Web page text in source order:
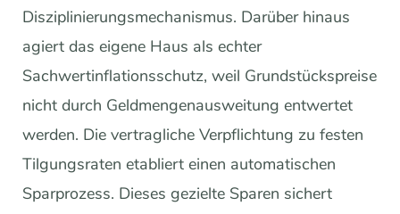
Disziplinierungsmechanismus. Darüber hinaus
agiert das eigene Haus als echter
Sachwertinflationsschutz, weil Grundstückspreise
nicht durch Geldmengenausweitung entwertet
werden. Die vertragliche Verpflichtung zu festen
Tilgungsraten etabliert einen automatischen
Sparprozess. Dieses gezielte Sparen sichert